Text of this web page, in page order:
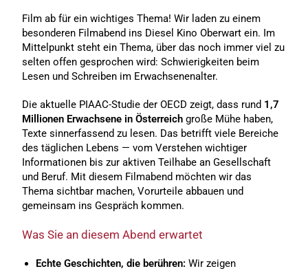
Film ab für ein wichtiges Thema! Wir laden zu einem
besonderen Filmabend ins Diesel Kino Oberwart ein. Im
Mittelpunkt steht ein Thema, über das noch immer viel zu
selten offen gesprochen wird: Schwierigkeiten beim
Lesen und Schreiben im Erwachsenenalter.
Die aktuelle PIAAC-Studie der OECD zeigt, dass rund 1,7
Millionen Erwachsene in Österreich große Mühe haben,
Texte sinnerfassend zu lesen. Das betrifft viele Bereiche
des täglichen Lebens — vom Verstehen wichtiger
Informationen bis zur aktiven Teilhabe an Gesellschaft
und Beruf. Mit diesem Filmabend möchten wir das
Thema sichtbar machen, Vorurteile abbauen und
gemeinsam ins Gespräch kommen.
Was Sie an diesem Abend erwartet
Echte Geschichten, die berühren: Wir zeigen